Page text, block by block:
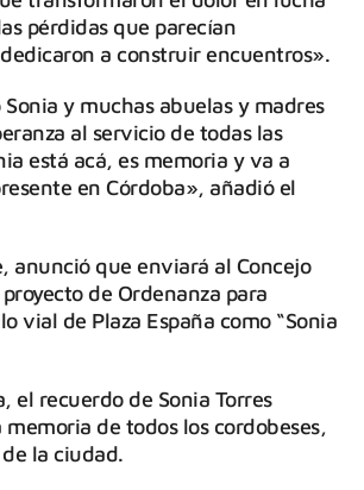
pérdidas que parecían
a construir encuentros».
y muchas abuelas y madres
al servicio de todas las
está acá, es memoria y va a
en Córdoba», añadió el
anunció que enviará al Concejo
de Ordenanza para
vial de Plaza España como “Sonia
el recuerdo de Sonia Torres
de todos los cordobeses,
la ciudad.